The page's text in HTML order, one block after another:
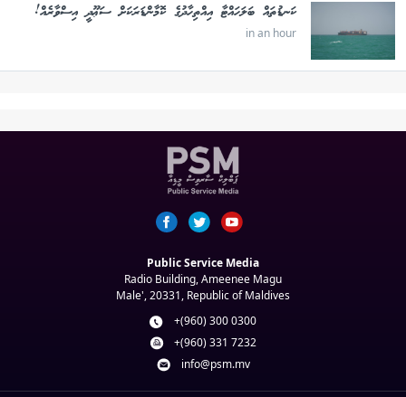
ކަނޑުތައް ބަލަހައްޓާ އިއްތިހާދުގެ ކޮމާންޑަރަކަށް ސަޢޫދީ އިސްވާރެއް!
in an hour
Public Service Media
Radio Building, Ameenee Magu
Male', 20331, Republic of Maldives
+(960) 300 0300
+(960) 331 7232
info@psm.mv